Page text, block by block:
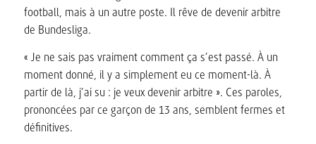
football, mais à un autre poste. Il rêve de devenir arbitre
de Bundesliga.
« Je ne sais pas vraiment comment ça s’est passé. À un
moment donné, il y a simplement eu ce moment-là. À
partir de là, j’ai su : je veux devenir arbitre ». Ces paroles,
prononcées par ce garçon de 13 ans, semblent fermes et
définitives.